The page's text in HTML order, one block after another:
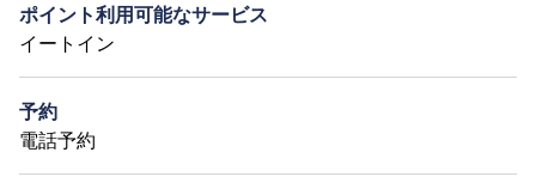
ポイント利用可能なサービス
イートイン
予約
電話予約